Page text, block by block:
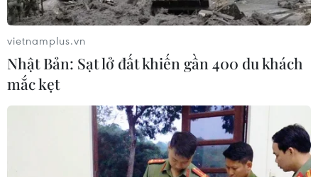
vietnamplus.vn
Nhật Bản: Sạt lở đất khiến gần 400 du khách
mắc kẹt